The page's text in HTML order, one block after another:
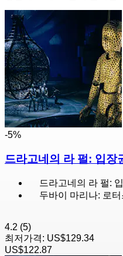
-5%
드라고네의 라 펄: 입장
드라고네의 라 펄:
두바이 마리나: 로
4.2 (5)
최저가격: US$129.34
US$122.87